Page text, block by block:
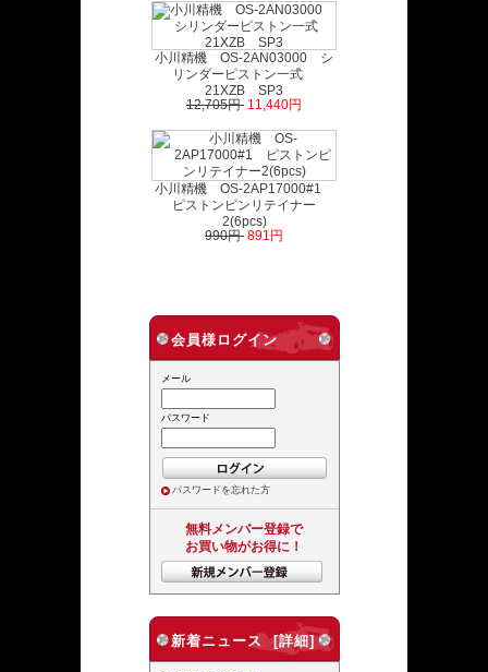
小川精機 OS-2AN03000 シ
リンダーピストン一式
21XZB SP3
12,705円 11,440円
小川精機 OS-2AP17000#1
ピストンピンリテイナー
2(6pcs)
990円 891円
会員様ログイン
メール
パスワード
パスワードを忘れた方
無料メンバー登録で
お買い物がお得に！
新着ニュース [詳細]